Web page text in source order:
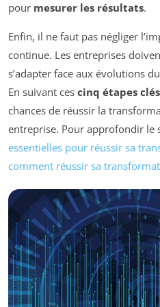
pour mesurer les résultats.
Enfin, il ne faut pas négliger
continue. Les entreprises
s’adapter face aux évolutions
En suivant ces cinq étapes clés
chances de réussir la
entreprise. Pour approfondir le
essentielles pour réussir sa
comment réussir sa